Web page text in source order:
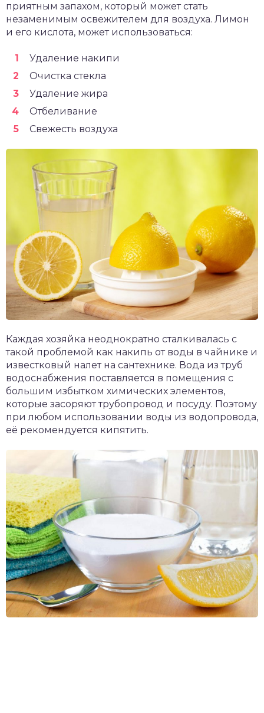
приятным запахом, который может стать
незаменимым освежителем для воздуха. Лимон
и его кислота, может использоваться:
Удаление накипи
Очистка стекла
Удаление жира
Отбеливание
Свежесть воздуха
Каждая хозяйка неоднократно сталкивалась с
такой проблемой как накипь от воды в чайнике и
известковый налет на сантехнике. Вода из труб
водоснабжения поставляется в помещения с
большим избытком химических элементов,
которые засоряют трубопровод и посуду. Поэтому
при любом использовании воды из водопровода,
её рекомендуется кипятить.